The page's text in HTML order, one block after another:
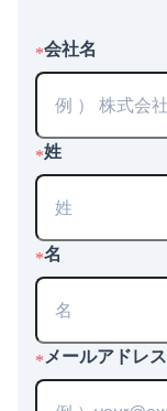
*会社名
*姓
*名
*メールアドレス